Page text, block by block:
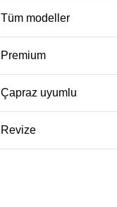
Tüm modeller
Premium
Çapraz uyumlu
Revize